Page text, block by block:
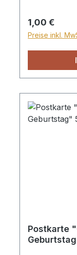
Regulärer
1,00 €
Preise inkl.
Postkarte